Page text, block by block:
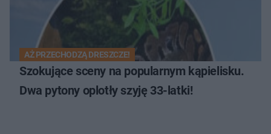
AŻ PRZECHODZĄ DRESZCZE!
Szokujące sceny na popularnym kąpielisku.
Dwa pytony oplotły szyję 33-latki!